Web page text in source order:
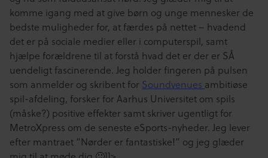
komme igang med at give børn og unge mennesker de
bedste muligheder for, at færdes på nettet – hvadend
det er på sociale medier eller i computerspil, samt
hjælpe forældrene til at forstå hvad det er der er SÅ
uendeligt fascinerende. Jeg holder fingeren på pulsen
som anmelder og skribent for Soundvenues ambitiøse
spil-afdeling, forsker for Aarhus Universitet om spils
(måske?) positive effekter samt skriver ugentligt for
MetroXpress om de seneste eSports-nyheder. Jeg lever
efter mantraet “Nørder er fantastiske!” og jeg glæder